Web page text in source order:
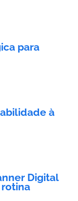
para
à
Digital
rotina